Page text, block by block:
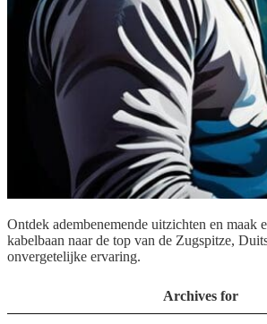
Ontdek adembenemende uitzichten en maak
kabelbaan naar de top van de Zugspitze,
onvergetelijke ervaring.
Archives for